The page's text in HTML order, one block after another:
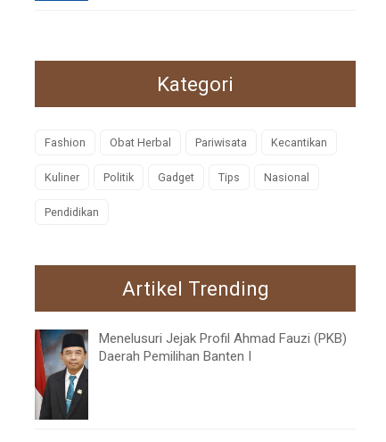
Kategori
Fashion Obat Herbal Pariwisata Kecantikan
Kuliner Politik Gadget Tips Nasional
Pendidikan
Artikel Trending
Menelusuri Jejak Profil Ahmad Fauzi (PKB)
Daerah Pemilihan Banten I